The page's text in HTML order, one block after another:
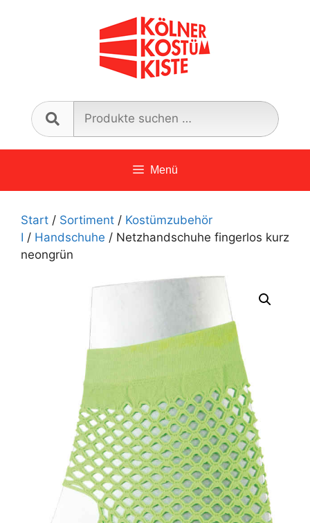
nach:
Menü
Start / Sortiment / Kostümzubehör
I / Handschuhe / Netzhandschuhe fingerlos kurz
neongrün